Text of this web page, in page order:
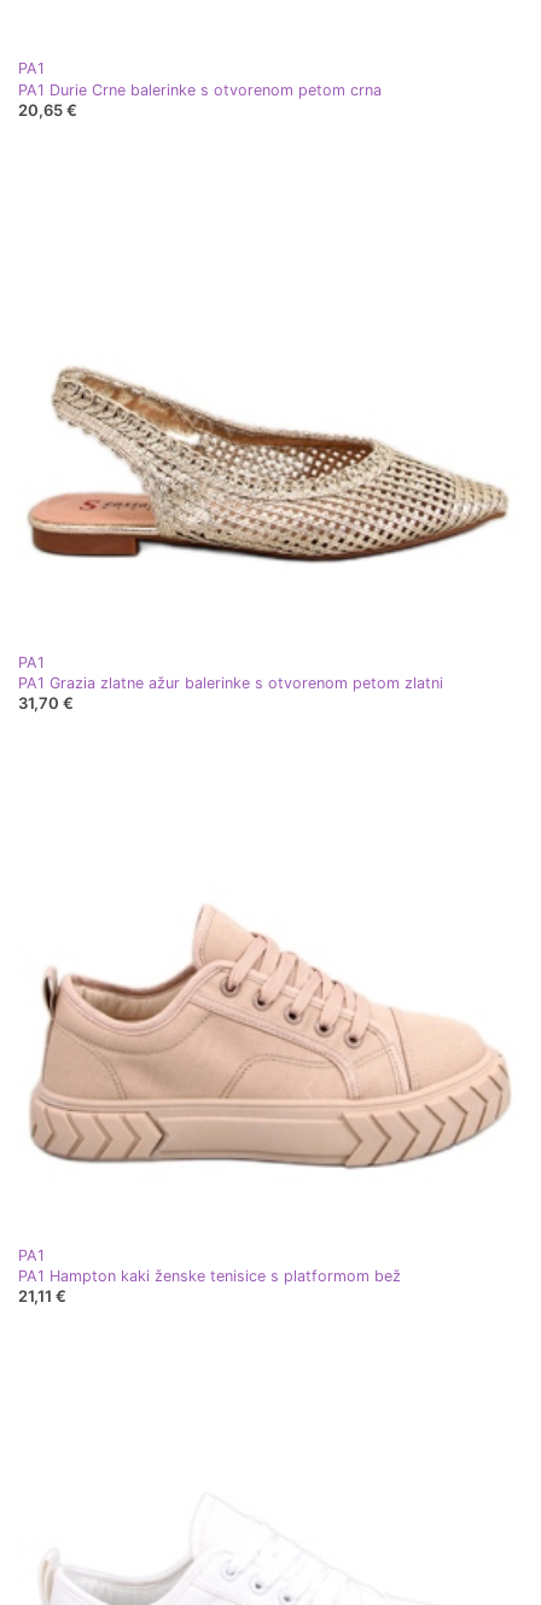
PA1
PA1 Durie Crne balerinke s otvorenom petom crna
20,65 €
PA1
PA1 Grazia zlatne ažur balerinke s otvorenom petom zlatni
31,70 €
PA1
PA1 Hampton kaki ženske tenisice s platformom bež
21,11 €